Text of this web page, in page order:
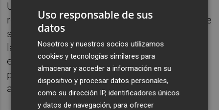
Un buen mes de enero, unido a un buen
resultado en el primer partido de febrero, que
será ante el Reus, otro adversario directo en
la lucha por la salvación, podrían dejar
encarrilado el objetivo del club cifrado en la
permanencia en la temporada de su regreso
al fútbol profesional.
Uso responsable de sus
datos
Nosotros y nuestros socios utilizamos
cookies y tecnologías similares para
almacenar y acceder a información en su
dispositivo y procesar datos personales,
como su dirección IP, identificadores únicos
y datos de navegación, para ofrecer